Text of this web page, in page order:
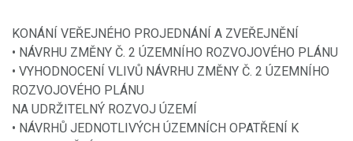
KONÁNÍ VEŘEJNÉHO PROJEDNÁNÍ A ZVEŘEJNĚNÍ
• NÁVRHU ZMĚNY Č. 2 ÚZEMNÍHO ROZVOJOVÉHO PLÁNU
• VYHODNOCENÍ VLIVŮ NÁVRHU ZMĚNY Č. 2 ÚZEMNÍHO
ROZVOJOVÉHO PLÁNU
NA UDRŽITELNÝ ROZVOJ ÚZEMÍ
• NÁVRHŮ JEDNOTLIVÝCH ÚZEMNÍCH OPATŘENÍ K